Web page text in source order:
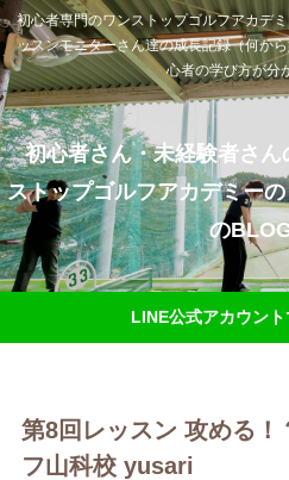
初心者専門のワンストップゴルフアカデ
ッスンモニターさん達の成長記録（何か
心者の学び方が分
初心者さん・未経験者さ
ストップゴルフアカデミー
の
LINE公式アカウン
第8回レッスン 攻める
フ山科校 yusari